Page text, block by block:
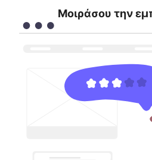
Μοιράσου την